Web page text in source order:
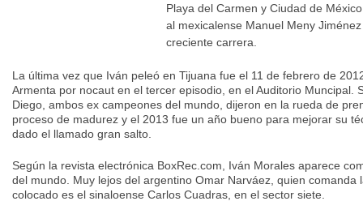
Playa del Carmen y Ciudad de
al mexicalense Manuel Meny
creciente carrera.
La última vez que Iván peleó en Tijuana fue el 11 de febrero de
Armenta por nocaut en el tercer episodio, en el Auditorio Muncipal.
Diego, ambos ex campeones del mundo, dijeron en la rueda de
proceso de madurez y el 2013 fue un año bueno para mejorar su
dado el llamado gran salto.
Según la revista electrónica BoxRec.com, Iván Morales aparece
del mundo. Muy lejos del argentino Omar Narváez, quien comanda
colocado es el sinaloense Carlos Cuadras, en el sector siete.